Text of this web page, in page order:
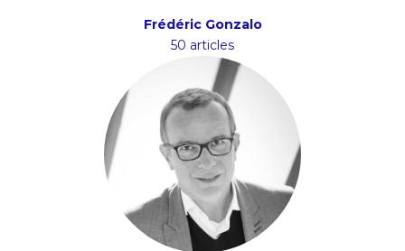
Frédéric Gonzalo
50 articles